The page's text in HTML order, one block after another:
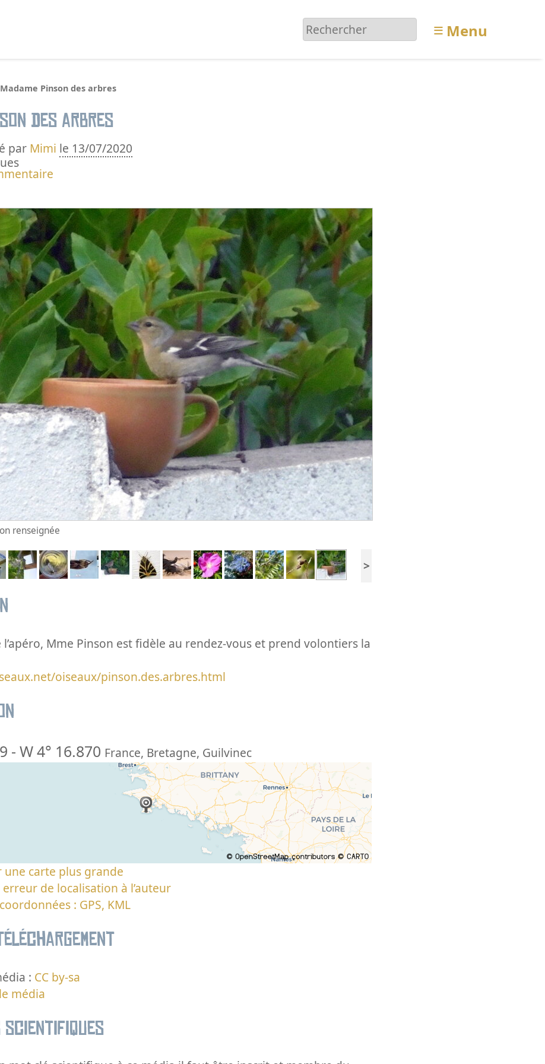
≡ Menu
Madame Pinson des arbres
des arbres
par Mimi le 13/07/2020
renseignée
>
l’apéro, Mme Pinson est fidèle au rendez-vous et prend volontiers la
oiseaux/pinson.des.arbres.html
- W 4° 16.870 France, Bretagne, Guilvinec
une carte plus grande
de localisation à l’auteur
: GPS, KML
: CC by-sa
média
scientifiques